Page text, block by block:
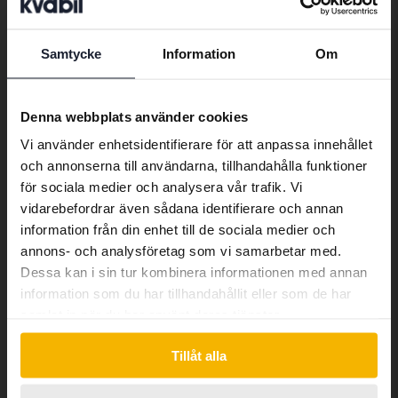
Samtycke Information Om
Denna webbplats använder cookies
Vi använder enhetsidentifierare för att anpassa innehållet
och annonserna till användarna, tillhandahålla funktioner
för sociala medier och analysera vår trafik. Vi
vidarebefordrar även sådana identifierare och annan
information från din enhet till de sociala medier och
annons- och analysföretag som vi samarbetar med.
Dessa kan i sin tur kombinera informationen med annan
information som du har tillhandahållit eller som de har
Tillåt alla
Bluetooth
Elspeglar
Elektroniskt ställbara sidospeglar
Elektroniskt system som håller
inprogrammerad hastighet
Möjliggör att du på distans kan låsa och
låsa upp bilen
GPS
Navigationssystem med vägbeskrivning
Radio
Radiospelare
Regnsensor
Automatiska vindrutetorkare, sensorer som
Stolsvärme fram
Olika nivåer av värme i stolarna fram som
ställs in via en knapp
Ett system som känner av om bilen håller på
Preferred language
We have detected that your browser
Swedish. To better service our friends
abroad we have an English language
site (kvdcars.com) that contains all the
same vehicles and services.
Continue in Swedish
Switch to...